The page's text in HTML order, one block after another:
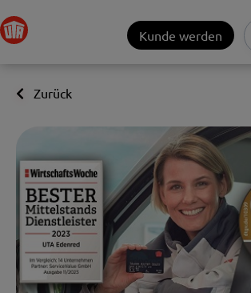
Kunde werden
Zurück